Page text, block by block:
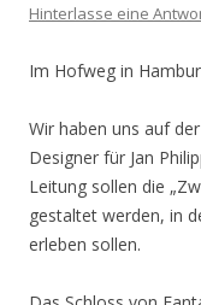
Hinterlasse eine
Im Hofweg in
Wir haben uns auf
Designer für Jan
Leitung sollen die
gestaltet werden, in
erleben sollen.